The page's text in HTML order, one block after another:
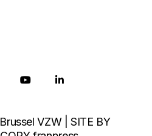
VZW | SITE BY